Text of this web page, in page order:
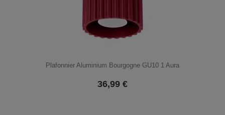
Plafonnier Aluminium Bourgogne GU10 1 Aura
36,99 €